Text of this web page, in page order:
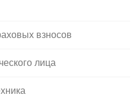
взносов
лица